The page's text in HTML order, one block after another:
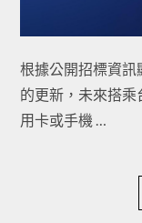
根據公開招標資訊
的更新，未來搭
用卡或手機 …